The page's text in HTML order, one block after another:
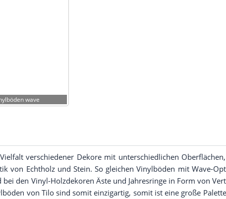
wave
ver­schie­de­ner Deko­re mit unter­schied­li­chen
von Echt­holz und Stein. So glei­chen Vinyl­bö­den mit Wave-
bei den Vinyl-Holz­de­ko­ren Äste und Jah­res­rin­ge in Form von
von Tilo sind somit ein­zig­ar­tig, somit ist eine gro­ße